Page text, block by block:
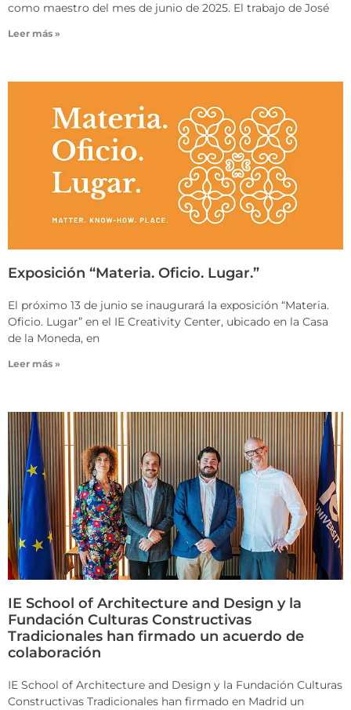
como maestro del mes de junio de 2025. El trabajo de José
Leer más »
Exposición “Materia. Oficio. Lugar.”
El próximo 13 de junio se inaugurará la exposición “Materia.
Oficio. Lugar” en el IE Creativity Center, ubicado en la Casa
de la Moneda, en
Leer más »
IE School of Architecture and Design y la
Fundación Culturas Constructivas
Tradicionales han firmado un acuerdo de
colaboración
IE School of Architecture and Design y la Fundación Culturas
Constructivas Tradicionales han firmado en Madrid un